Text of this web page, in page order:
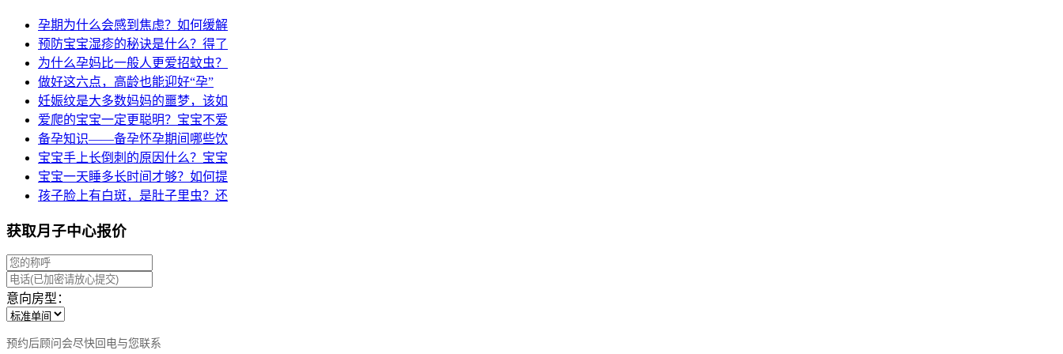
孕期为什么会感到焦虑？如何缓解
预防宝宝湿疹的秘诀是什么？得了
为什么孕妈比一般人更爱招蚊虫？
做好这六点，高龄也能迎好“孕”
妊娠纹是大多数妈妈的噩梦，该如
爱爬的宝宝一定更聪明？宝宝不爱
备孕知识——备孕怀孕期间哪些饮
宝宝手上长倒刺的原因什么？宝宝
宝宝一天睡多长时间才够？如何提
孩子脸上有白斑，是肚子里虫？还
获取月子中心报价
意向房型：
预约后顾问会尽快回电与您联系